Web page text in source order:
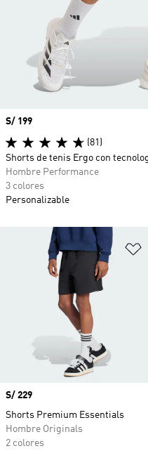
Precio
S/ 229
Shorts Premium Essentials
Hombre Originals
2 colores
Precio
S/ 199
(81)
Shorts de tenis Ergo con
Hombre Performance
3 colores
Personalizable